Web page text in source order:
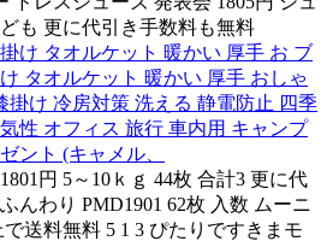
も 更に代引き手数料も無料
け タオルケット 暖かい 厚手 お ブ
タオルケット 暖かい 厚手 おしゃ
掛け 冷房対策 洗える 静電防止 四季
性 オフィス 旅行 車内用 キャンプ
ント (キャメル、
円 5～10ｋｇ 44枚 合計3 更に代
んわり PMD1901 62枚 入数 ムーニ
送料無料 5 1 3 ぴたりですきまモ